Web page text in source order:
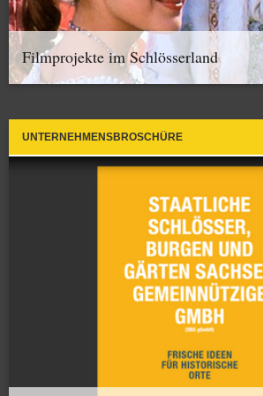
Filmprojekte im Schlösserland
UNTERNEHMENSBROSCHÜRE